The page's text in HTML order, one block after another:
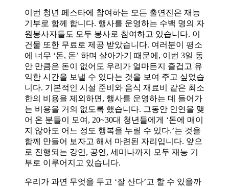
이번 청년 페스타에 참여하는 모든 출연진은 재능
기부로 함께 합니다. 행사를 운영하는 수백 명의 자
원봉사자들도 모두 봉사로 참여하고 있습니다. 이
건물 또한 무료로 제공 받았습니다. 여러분이 평소
에 너무 ‘돈, 돈’ 하며 살아가기 때문에, 이번 3일 동
안 만큼은 돈이 없어도 우리가 얼마든지 즐겁고 유
익한 시간을 보낼 수 있다는 것을 보여 주고 싶었습
니다. 기본적인 시설 준비와 음식 재료비 같은 최소
한의 비용을 제외하면, 행사를 운영하는 데 들어가
는 비용을 거의 없도록 했습니다. 그동안 인연을 맺
어 온 분들이 모여, 20~30대 청년들에게 ‘돈에 매이
지 않아도 어느 정도 행복을 누릴 수 있다.’는 것을
함께 만들어 보자고 해서 마련된 자리입니다. 앞으
로 진행되는 강연, 공연, 세미나까지 모두 재능 기
부로 이루어지고 있습니다.
우리가 과연 무엇을 두고 ‘잘 산다’고 할 수 있을까